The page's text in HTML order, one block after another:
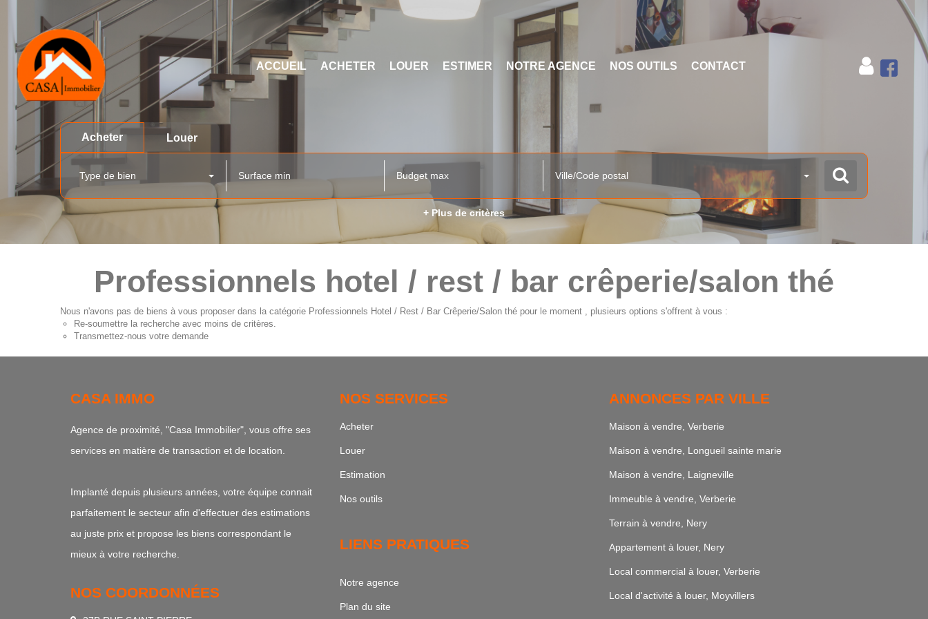
ACCUEIL ACHETER LOUER ESTIMER NOTRE AGENCE NOS OUTILS CONTACT
Acheter Louer
Type de bien Ville/Code postal
+ Plus de critères
Professionnels hotel / rest / bar crêperie/salon thé
Nous n'avons pas de biens à vous proposer dans la catégorie Professionnels Hotel / Rest / Bar Crêperie/Salon thé pour le moment , plusieurs options s'offrent à vous :
Re-soumettre la recherche avec moins de critères.
Transmettez-nous votre demande
CASA IMMO
Agence de proximité, "Casa Immobilier", vous offre ses
services en matière de transaction et de location.
Implanté depuis plusieurs années, votre équipe connait
parfaitement le secteur afin d'effectuer des estimations
au juste prix et propose les biens correspondant le
mieux à votre recherche.
NOS COORDONNÉES
NOS SERVICES
Acheter
Louer
Estimation
Nos outils
LIENS PRATIQUES
Notre agence
Plan du site
ANNONCES PAR VILLE
Maison à vendre, Verberie
Maison à vendre, Longueil sainte marie
Maison à vendre, Laigneville
Immeuble à vendre, Verberie
Terrain à vendre, Nery
Appartement à louer, Nery
Local commercial à louer, Verberie
Local d'activité à louer, Moyvillers